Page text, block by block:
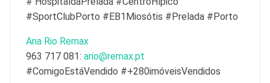
#SportClubPorto #EB1Miosótis #Prelada #Porto
Ana Rio Remax
963 717 081: ario@remax.pt
#ComigoEstáVendido #+280imóveisVendidos